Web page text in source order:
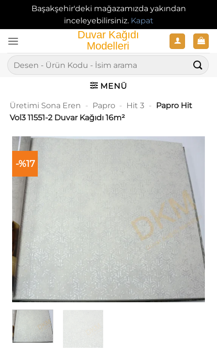
Başakşehir'deki mağazamızda yakından
inceleyebilirsiniz. Kapat
atla
Ara:
MENÜ
Üretimi Sona Eren - Papro - Hit 3 - Papro Hit
Vol3 11551-2 Duvar Kağıdı 16m²
-%17